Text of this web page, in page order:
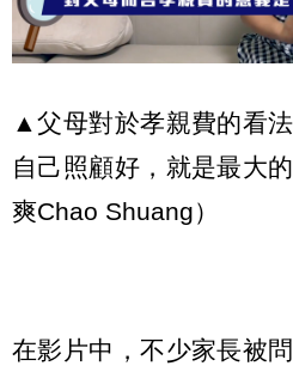
▲父母對於孝親費的看
自己照顧好，就是最大
爽Chao Shuang）
在影片中，不少家長被